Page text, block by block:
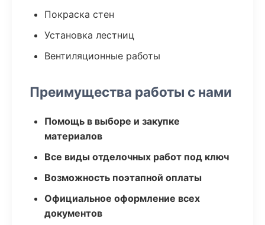
Покраска стен
Установка лестниц
Вентиляционные работы
Преимущества работы с нами
Помощь в выборе и закупке
материалов
Все виды отделочных работ под ключ
Возможность поэтапной оплаты
Официальное оформление всех
документов